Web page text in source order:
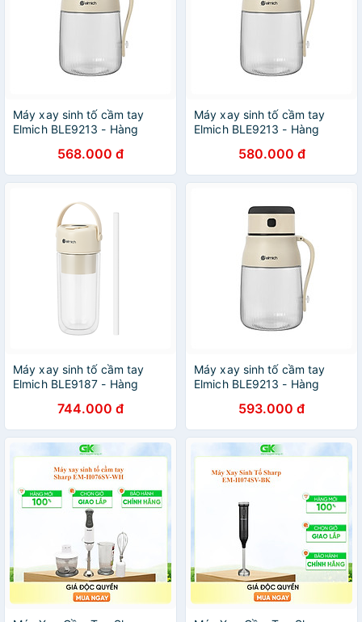
Máy xay sinh tố cầm tay
Elmich BLE9213 - Hàng
568.000 đ
Máy xay sinh tố cầm tay
Elmich BLE9213 - Hàng
580.000 đ
Máy xay sinh tố cầm tay
Elmich BLE9187 - Hàng
744.000 đ
Máy xay sinh tố cầm tay
Elmich BLE9213 - Hàng
593.000 đ